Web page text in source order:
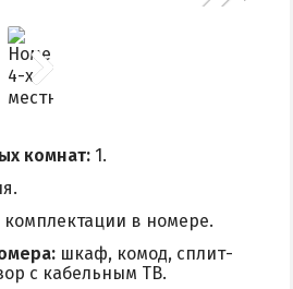
комнат: 1.
комплектации в номере.
шкаф, комод, сплит-
с кабельным ТВ.